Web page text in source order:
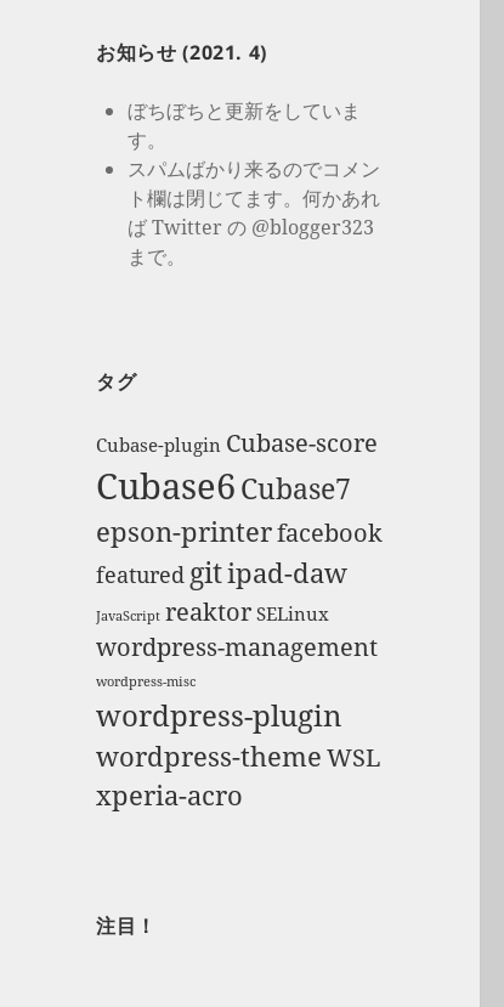
展
お知らせ (2021. 4)
ぼちぼちと更新をしていま
す。
スパムばかり来るのでコメン
ト欄は閉じてます。何かあれ
ば Twitter の @blogger323
まで。
タグ
Cubase-plugin Cubase-score
Cubase6Cubase7
epson-printerfacebook
featured gitipad-daw
JavaScript reaktor SELinux
wordpress-management
wordpress-misc
wordpress-plugin
wordpress-themeWSL
xperia-acro
注目！